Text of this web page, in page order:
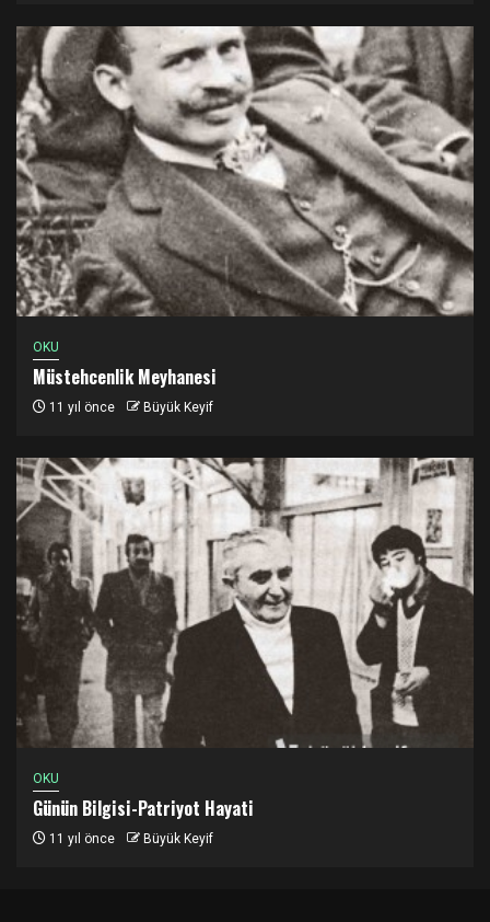
OKU
Müstehcenlik Meyhanesi
11 yıl önce Büyük Keyif
OKU
Günün Bilgisi-Patriyot Hayati
11 yıl önce Büyük Keyif